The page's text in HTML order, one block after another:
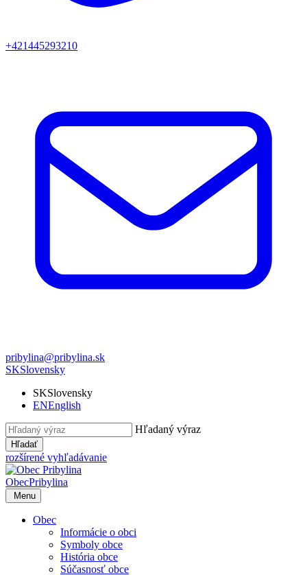
+421445293210
pribylina@pribylina.sk
SKSlovensky
SKSlovensky
ENEnglish
Hľadaný výraz
Hľadať
rozšírené vyhľadávanie
ObecPribylina
Menu
Obec
Informácie o obci
Symboly obce
História obce
Súčasnosť obce